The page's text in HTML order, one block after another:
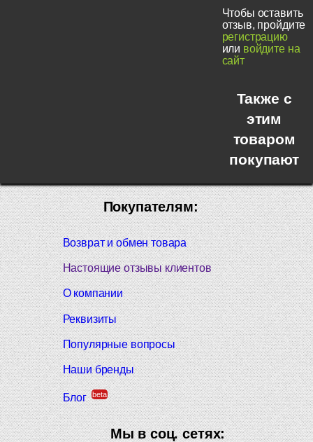
Чтобы оставить
отзыв, пройдите
регистрацию
или войдите на
сайт
Также с
этим
товаром
покупают
Покупателям:
Возврат и обмен товара
Настоящие отзывы клиентов
О компании
Реквизиты
Популярные вопросы
Наши бренды
Блог beta
Мы в соц. сетях: